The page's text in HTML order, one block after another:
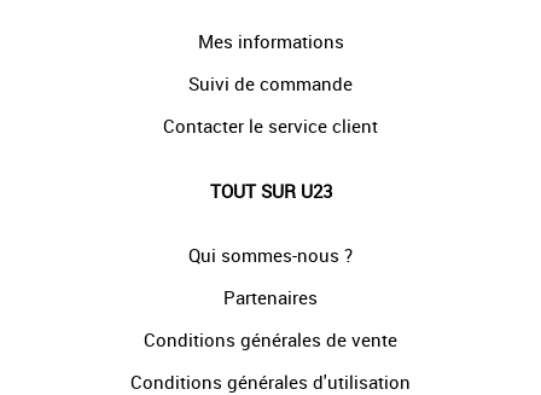
Mes informations
Suivi de commande
Contacter le service client
TOUT SUR U23
Qui sommes-nous ?
Partenaires
Conditions générales de vente
Conditions générales d'utilisation